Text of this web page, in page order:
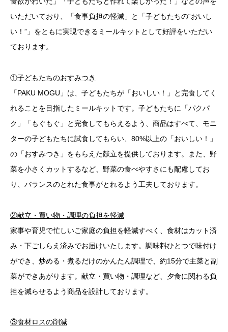
いただいており、「食事負担の軽減」と「子どもたちの“おいし
い！”」をともに実現できるミールキットとして好評をいただい
ております。
①子どもたちのおすみつき
「PAKU MOGU」は、子どもたちが「おいしい！」と完食してく
れることを目指したミールキットです。子どもたちに「パクパ
ク」「もぐもぐ」と完食してもらえるよう、商品はすべて、モニ
ターの子どもたちに試食してもらい、80%以上の「おいしい！」
の「おすみつき」をもらえた献立を提供しております。また、野
菜を小さくカットするなど、野菜の食べやすさにも配慮してお
り、バランスのとれた食事がとれるよう工夫しております。
②献立・買い物・調理の負担を軽減
家事や育児で忙しいご家庭の負担を軽減すべく、食材はカット済
み・下ごしらえ済みでお届けいたします。調味料ひとつで味付け
ができ、炒める・煮るだけのかんたん調理で、約15分で主菜と副
菜ができあがります。献立・買い物・調理など、夕食に関わる負
担を減らせるよう商品を設計しております。
③食材ロスの削減